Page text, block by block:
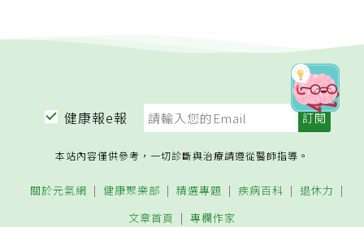
健康報e報
本站內容僅供參考，一切診斷與治療請遵從醫師指導。
關於元氣網 健康聚樂部 精選專題 疾病百科
退休力
文章首頁
專欄作家